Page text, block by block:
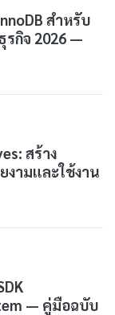
สำหรับ
รกิจ 2026 —
สร้าง
ามและใช้งาน
— คู่มือฉบับ